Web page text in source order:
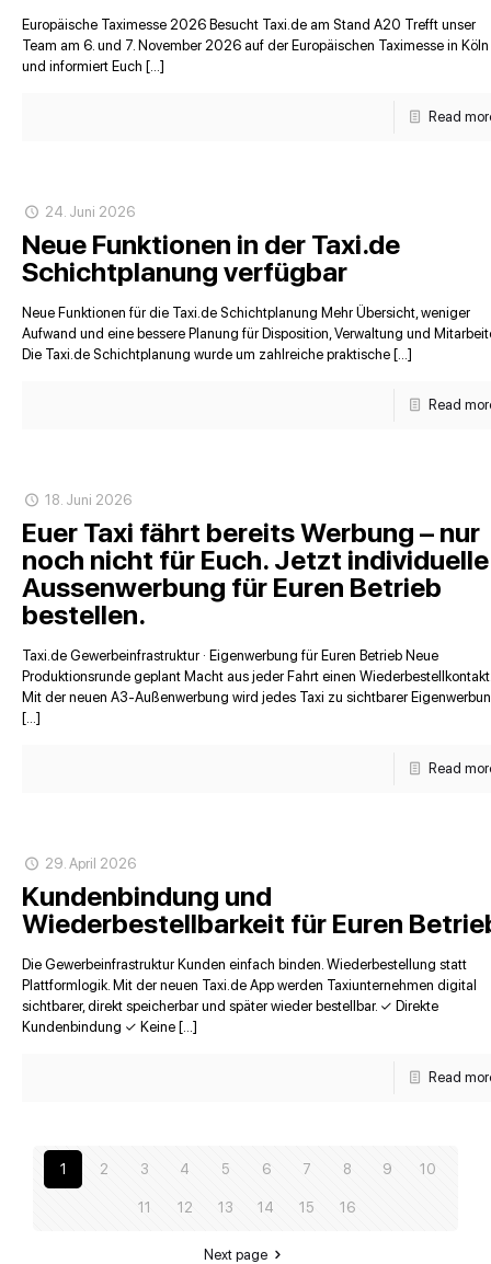
Europäische Taximesse 2026 Besucht Taxi.de am Stand A20 Trefft unser
Team am 6. und 7. November 2026 auf der Europäischen Taximesse in Köln
und informiert Euch […]
Read
24. Juni 2026
Neue Funktionen in der Taxi.de
Schichtplanung verfügbar
Neue Funktionen für die Taxi.de Schichtplanung Mehr Übersicht, weniger
Aufwand und eine bessere Planung für Disposition, Verwaltung und
Die Taxi.de Schichtplanung wurde um zahlreiche praktische […]
Read
18. Juni 2026
Euer Taxi fährt bereits Werbung – nur
noch nicht für Euch. Jetzt individuelle
Aussenwerbung für Euren Betrieb
bestellen.
Taxi.de Gewerbeinfrastruktur · Eigenwerbung für Euren Betrieb Neue
Produktionsrunde geplant Macht aus jeder Fahrt einen Wiederbestellkontakt.
Mit der neuen A3-Außenwerbung wird jedes Taxi zu sichtbarer
[…]
Read
29. April 2026
Kundenbindung und
Wiederbestellbarkeit für Euren
Die Gewerbeinfrastruktur Kunden einfach binden. Wiederbestellung statt
Plattformlogik. Mit der neuen Taxi.de App werden Taxiunternehmen digital
sichtbarer, direkt speicherbar und später wieder bestellbar. ✓ Direkte
Kundenbindung ✓ Keine […]
Read
1 2 3 4 5 6 7 8 9 10
11 12 13 14 15 16
Next page